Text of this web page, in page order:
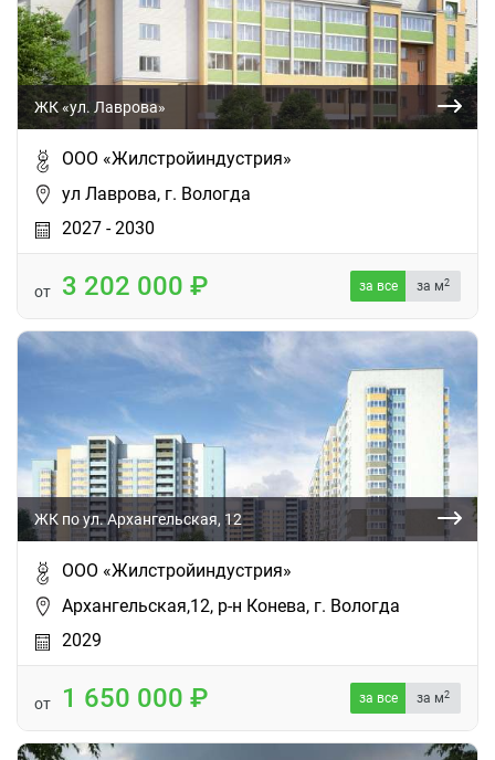
ЖК «ул. Лаврова»
ООО «Жилстройиндустрия»
ул Лаврова, г. Вологда
2027 - 2030
от 3 202 000 за все за м2
ЖК по ул. Архангельская, 12
ООО «Жилстройиндустрия»
Архангельская,12, р-н Конева, г. Вологда
2029
от 1 650 000 за все за м2